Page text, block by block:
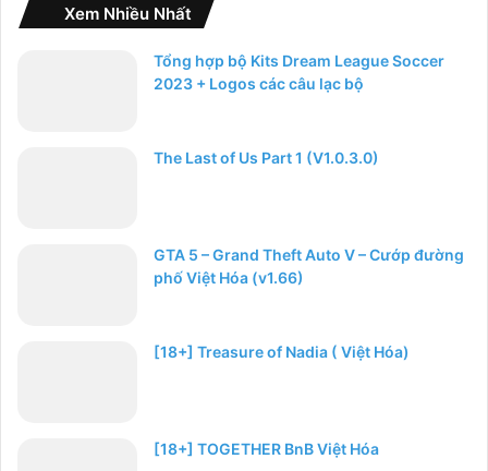
Xem Nhiều Nhất
Tổng hợp bộ Kits Dream League Soccer
2023 + Logos các câu lạc bộ
The Last of Us Part 1 (V1.0.3.0)
GTA 5 – Grand Theft Auto V – Cướp đường
phố Việt Hóa (v1.66)
[18+] Treasure of Nadia ( Việt Hóa)
[18+] TOGETHER BnB Việt Hóa